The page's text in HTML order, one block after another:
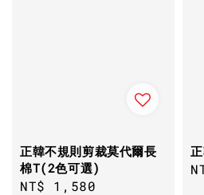
正韓不規則剪裁莫代爾長
棉T(2色可選)
Regular
NT$ 1,580